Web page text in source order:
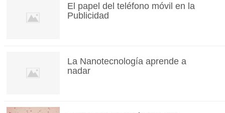
El papel del teléfono móvil en la
Publicidad
La Nanotecnología aprende a
nadar